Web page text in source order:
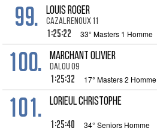
99. LOUIS Roger
Cazalrenoux 11
1:25:22 33° Masters 1 Homme
100. MARCHANT Olivier
Dalou 09
1:25:32 17° Masters 2 Homme
101. LORIEUL Christophe
1:25:40 34° Seniors Homme